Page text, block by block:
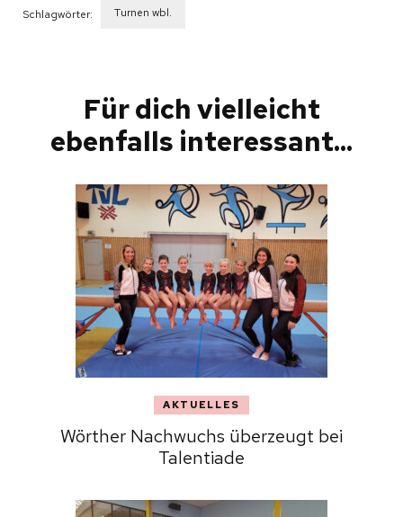
Schlagwörter: Turnen wbl.
Für dich vielleicht
ebenfalls interessant...
AKTUELLES
Wörther Nachwuchs überzeugt bei
Talentiade